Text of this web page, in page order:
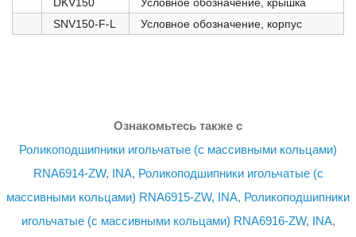
DKV150
Условное обозначение, крышка
SNV150-F-L
Условное обозначение, корпус
Ознакомьтесь также с
Роликоподшипники игольчатые (с массивными кольцами)
RNA6914-ZW, INA, Роликоподшипники игольчатые (с
массивными кольцами) RNA6915-ZW, INA, Роликоподшипники
игольчатые (с массивными кольцами) RNA6916-ZW, INA,